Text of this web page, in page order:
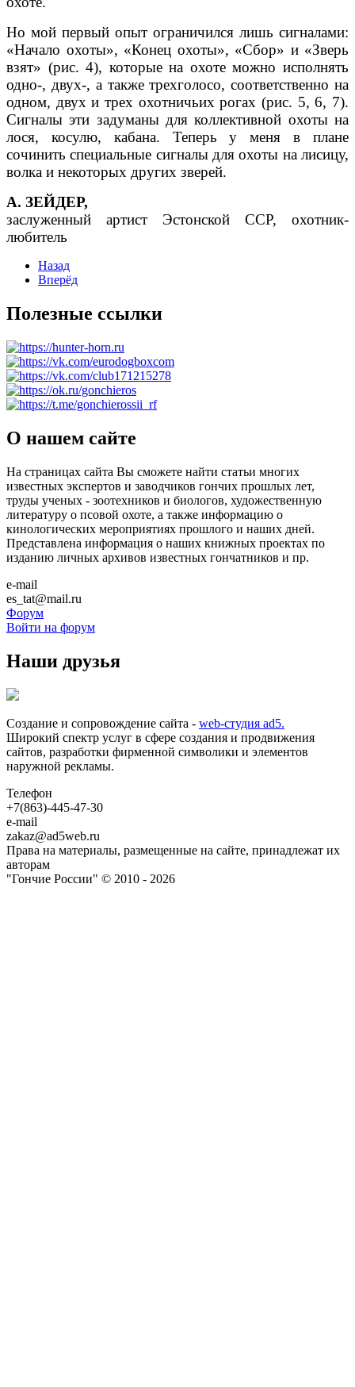
Но мой первый опыт ограничился лишь сигналами:
«Начало охоты», «Конец охоты», «Сбор» и «Зверь
взят» (рис. 4), которые на охоте можно исполнять
одно-, двух-, а также трехголосо, соответственно на
одном, двух и трех охотничьих рогах (рис. 5, 6, 7).
Сигналы эти задуманы для коллективной охоты на
лося, косулю, кабана. Теперь у меня в плане
сочинить специальные сигналы для охоты на лисицу,
волка и некоторых других зверей.
А. ЗЕЙДЕР,
заслуженный артист Эстонской ССР, охотник-
любитель
Назад
Вперёд
Полезные ссылки
О нашем сайте
На страницах сайта Вы сможете найти статьи многих
известных экспертов и заводчиков гончих прошлых лет,
труды ученых - зоотехников и биологов, художественную
литературу о псовой охоте, а также информацию о
кинологических мероприятиях прошлого и наших дней.
Представлена информация о наших книжных проектах по
изданию личных архивов известных гончатников и пр.
e-mail
es_tat@mail.ru
Форум
Войти на форум
Наши друзья
Создание и сопровождение сайта - web-студия ad5.
Широкий спектр услуг в сфере создания и продвижения
сайтов, разработки фирменной символики и элементов
наружной рекламы.
Телефон
+7(863)-445-47-30
e-mail
zakaz@ad5web.ru
Права на материалы, размещенные на сайте, принадлежат их
авторам
"Гончие России" © 2010 - 2026